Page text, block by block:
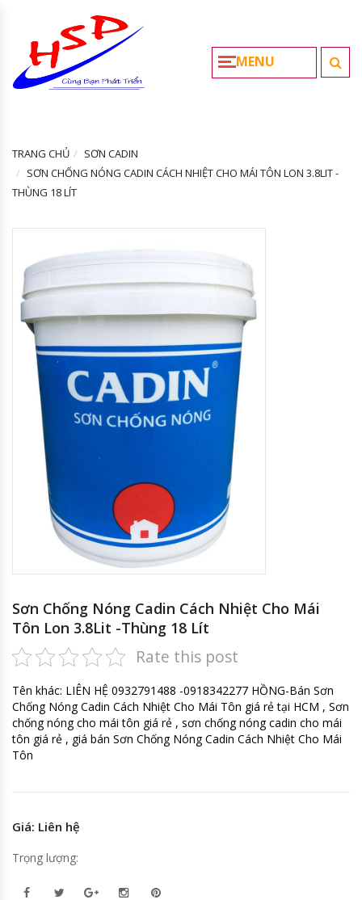
MENU
TRANG CHỦ
SƠN CADIN
SƠN CHỐNG NÓNG CADIN CÁCH NHIỆT CHO MÁI TÔN LON 3.8LIT -
THÙNG 18 LÍT
Sơn Chống Nóng Cadin Cách Nhiệt Cho Mái
Tôn Lon 3.8Lit -Thùng 18 Lít
Rate this post
Tên khác: LIÊN HỆ 0932791488 -0918342277 HỒNG-Bán Sơn
Chống Nóng Cadin Cách Nhiệt Cho Mái Tôn giá rẻ tại HCM , Sơn
chống nóng cho mái tôn giá rẻ , sơn chống nóng cadin cho mái
tôn giá rẻ , giá bán Sơn Chống Nóng Cadin Cách Nhiệt Cho Mái
Tôn
Giá: Liên hệ
Trọng lượng: